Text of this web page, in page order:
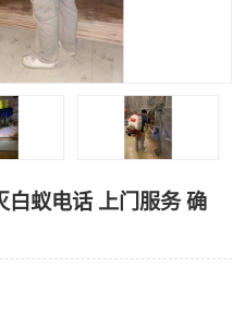
白蚁电话 上门服务 确
灭蟑螂
果蝇防治